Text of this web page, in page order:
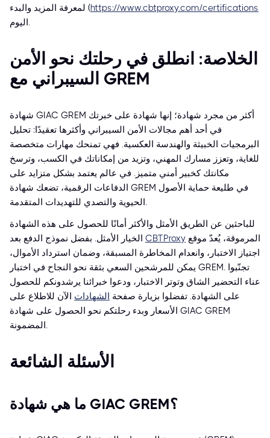
https://www.cbtproxy.com/certifications) لمعرفة المزيد والبدء
اليوم.
الخلاصة: انطلق في رحلتك نحو الأمن
السيبراني مع GREM
شهادة GIAC GREM أكثر من مجرد شهادة؛ إنها شهادة على خبرتك
في أحد أهم مجالات الأمن السيبراني وأكثرها تعقيدًا: تحليل
البرمجيات الخبيثة والهندسة العكسية. فهي تمنحك مهارات متخصصة
للغاية، وتعزز مسارك المهني، وتزيد من إمكاناتك في الكسب، وترسخ
مكانتك كخبير أمني متميز. في عالم يعتمد بشكل متزايد على
الدفاعات الرقمية، تضعك شهادة GREM في طليعة حماية الأصول
الحيوية والتصدي للتهديدات المتقدمة.
للباحثين عن الطريق الأمثل والأكثر أمانًا للحصول على هذه الشهادة
المرموقة، يُعدّ موقع CBTProxy الخيار الأمثل. بفضل نموذج الدفع بعد
اجتياز الاختبار، وانعدام المخاطرة المسبقة، وضمان استرداد الأموال،
يمكن للمرشحين السعي بثقة نحو النجاح في اختبار GREM. تجنّبوا
عناء التحضير الشاق وتوتر الاختبار، ودعوا خبرائنا يرشدونكم للحصول
على الشهادة. تفضلوا بزيارة صفحة الشهادات الآن للاطلاع على
الأسعار وبدء رحلتكم نحو الحصول على شهادة GIAC GREM
المضمونة.
الأسئلة الشائعة
ما هي شهادة GIAC GREM؟